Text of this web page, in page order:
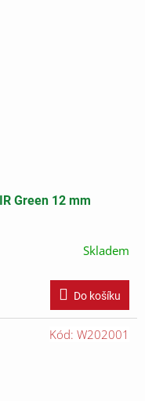
Green 12 mm
Skladem
Do košíku
Kód: W202001